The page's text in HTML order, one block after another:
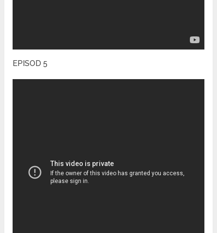
EPISOD 5